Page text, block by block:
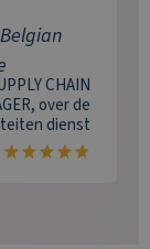
CHAIN
, over de
dienst